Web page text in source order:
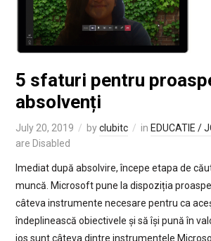
5 sfaturi pentru
absolvenți
July 20, 2019 byclubitc in EDUCATIE /
are Disabled
Imediat după absolvire, începe etapa de
muncă. Microsoft pune la dispoziția
câteva instrumente necesare pentru ca
îndeplinească obiectivele și să își pună în
jos sunt câteva dintre instrumentele